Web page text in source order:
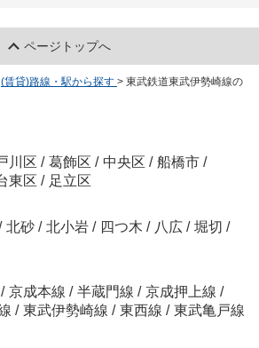
ページトップへ
(賃貸)路線・駅から探す > 東武鉄道東武伊勢崎線の
川区 / 葛飾区 / 中央区 / 船橋市 /
東区 / 足立区
北砂 / 北小岩 / 四つ木 / 八広 / 堀切 /
/ 京成本線 / 半蔵門線 / 京成押上線 /
/ 東武伊勢崎線 / 東西線 / 東武亀戸線